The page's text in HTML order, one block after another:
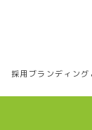
採用ブランディング